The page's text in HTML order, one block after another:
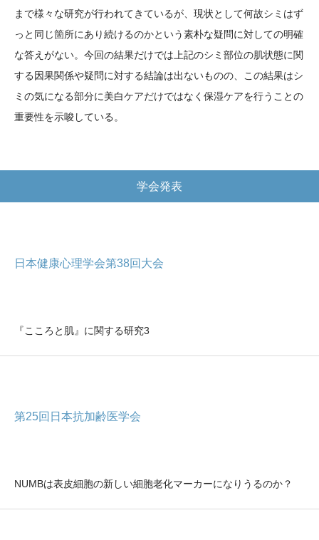
まで様々な研究が行われてきているが、現状として何故シミはず
っと同じ箇所にあり続けるのかという素朴な疑問に対しての明確
な答えがない。今回の結果だけでは上記のシミ部位の肌状態に関
する因果関係や疑問に対する結論は出ないものの、この結果はシ
ミの気になる部分に美白ケアだけではなく保湿ケアを行うことの
重要性を示唆している。
学会発表
日本健康心理学会第38回大会
『こころと肌』に関する研究3
第25回日本抗加齢医学会
NUMBは表皮細胞の新しい細胞老化マーカーになりうるのか？